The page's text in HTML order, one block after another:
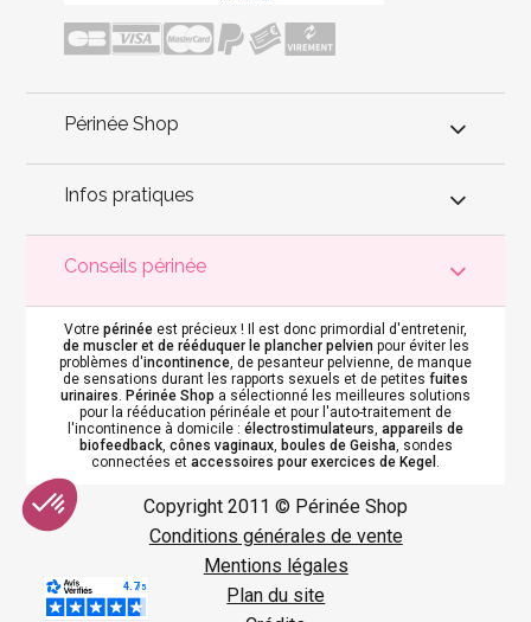
Périnée Shop
Infos pratiques
Conseils périnée
Votre périnée est précieux ! Il est donc primordial d'entretenir,
de muscler et de rééduquer le plancher pelvienpour éviter les
problèmes d'incontinence , de pesanteur pelvienne, de manque
de sensations durant les rapports sexuels et de petites fuites
urinaires Périnée Shop a sélectionné les meilleures solutions
pour la rééducation périnéale et pour l'auto-traitement de
l'incontinence à domicile : électrostimulateurs appareils de
biofeedback, cônes vaginaux, boules de Geisha, sondes
connectées et accessoires pour exercices de Kegel
Copyright 2011 © Périnée Shop
Conditions générales de vente
Mentions légales
Plan du site